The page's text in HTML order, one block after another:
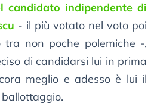
candidato indipendente di
- il più votato nel voto poi
non poche polemiche -,
di candidarsi lui in prima
meglio e adesso è lui il